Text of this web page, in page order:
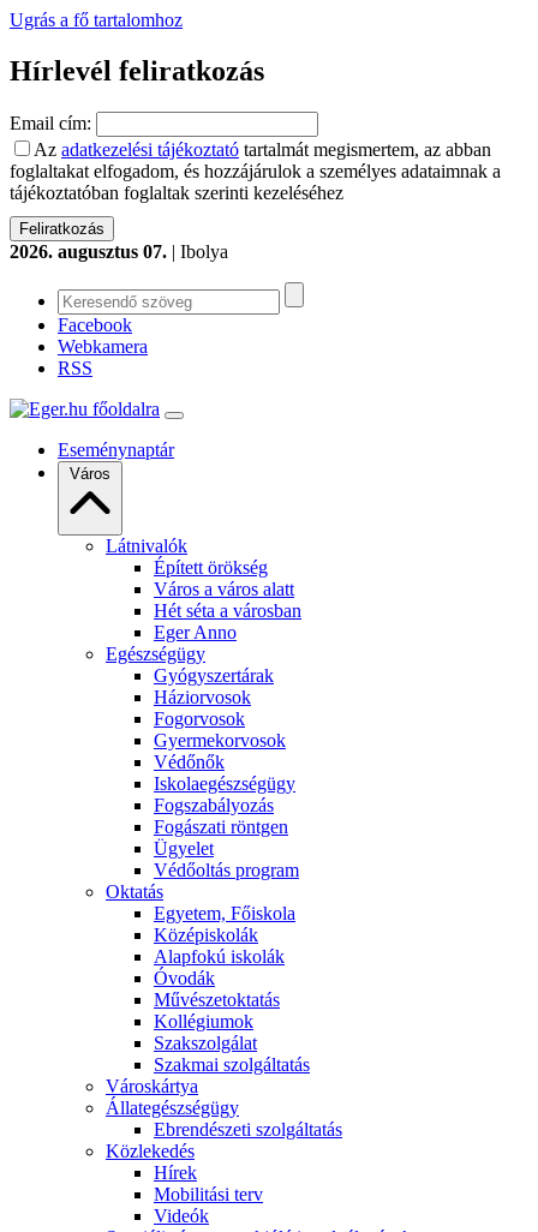
Ugrás a fő tartalomhoz
Hírlevél feliratkozás
Email cím:
Az adatkezelési tájékoztató tartalmát megismertem, az abban
foglaltakat elfogadom, és hozzájárulok a személyes adataimnak a
tájékoztatóban foglaltak szerinti kezeléséhez
2026. augusztus 07. | Ibolya
Facebook
Webkamera
RSS
Eseménynaptár
Város
Látnivalók
Épített örökség
Város a város alatt
Hét séta a városban
Eger Anno
Egészségügy
Gyógyszertárak
Háziorvosok
Fogorvosok
Gyermekorvosok
Védőnők
Iskolaegészségügy
Fogszabályozás
Fogászati röntgen
Ügyelet
Védőoltás program
Oktatás
Egyetem, Főiskola
Középiskolák
Alapfokú iskolák
Óvodák
Művészetoktatás
Kollégiumok
Szakszolgálat
Szakmai szolgáltatás
Városkártya
Állategészségügy
Ebrendészeti szolgáltatás
Közlekedés
Hírek
Mobilitási terv
Videók